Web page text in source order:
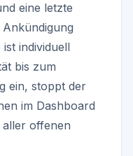
eine letzte
individuell
bis zum
ein, stoppt der
im Dashboard
aller offenen